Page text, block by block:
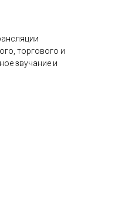
торгового и
звучание и